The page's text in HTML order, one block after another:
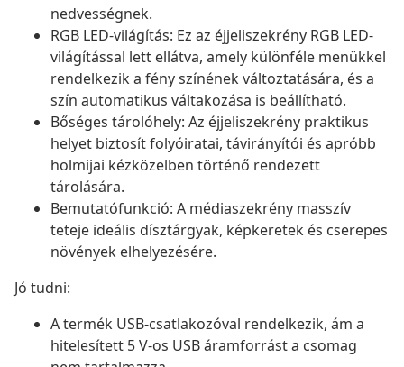
nedvességnek.
RGB LED-világítás: Ez az éjjeliszekrény RGB LED-
világítással lett ellátva, amely különféle menükkel
rendelkezik a fény színének változtatására, és a
szín automatikus váltakozása is beállítható.
Bőséges tárolóhely: Az éjjeliszekrény praktikus
helyet biztosít folyóiratai, távirányítói és apróbb
holmijai kézközelben történő rendezett
tárolására.
Bemutatófunkció: A médiaszekrény masszív
teteje ideális dísztárgyak, képkeretek és cserepes
növények elhelyezésére.
Jó tudni:
A termék USB-csatlakozóval rendelkezik, ám a
hitelesített 5 V-os USB áramforrást a csomag